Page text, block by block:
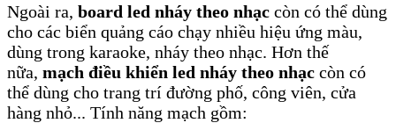
Ngoài ra, board led nháy theo nhạc còn có thể dùng
cho các biển quảng cáo chạy nhiều hiệu ứng màu,
dùng trong karaoke, nháy theo nhạc. Hơn thế
nữa, mạch điều khiển led nháy theo nhạc còn có
thể dùng cho trang trí đường phố, công viên, cửa
hàng nhỏ... Tính năng mạch gồm: